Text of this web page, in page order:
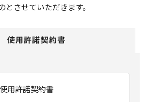
とさせていただきます。
使用許諾契約書
用許諾契約書